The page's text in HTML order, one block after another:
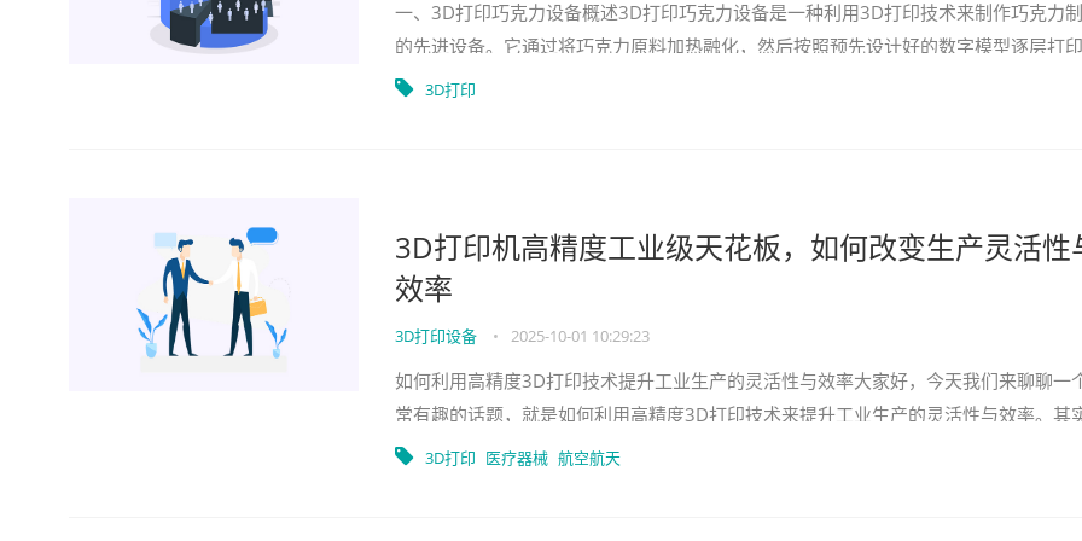
一、3D打印巧克力设备概述3D打印巧克力设备是一种利用3D打印技术来制作巧克力
的先进设备。它通过将巧克力原料加热融化，然后按照预先设计好的数字模型逐层打印
最终形成各种形状精美的巧克力产品。这种设
3D打印
3D打印机高精度工业级天花板，如何改变生产灵活性
效率
3D打印设备 • 2025-10-01 10:29:23
如何利用高精度3D打印技术提升工业生产的灵活性与效率大家好，今天我们来聊聊一
常有趣的话题，就是如何利用高精度3D打印技术来提升工业生产的灵活性与效率。其
呢，这个话题在我最近参加的一个行业沙龙上也
3D打印 医疗器械 航空航天